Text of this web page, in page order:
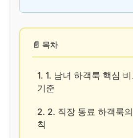
📄 목차
1. 1. 남녀 하객룩 핵심
기준
2. 2. 직장 동료 하객룩
칙